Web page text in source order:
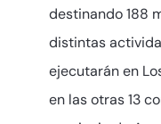
destinando 188
distintas
ejecutarán en
en las otras 13